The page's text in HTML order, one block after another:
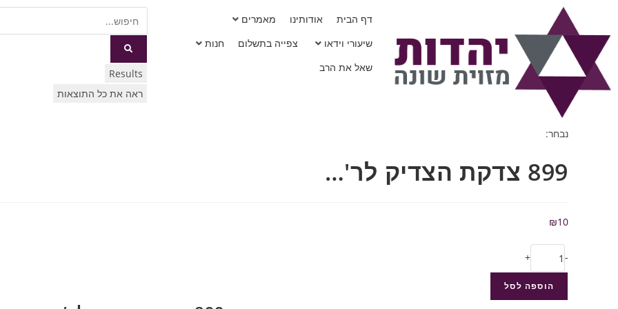
דף הבית אודותינו
מאמרים
שיעורי וידאו
צפייה בתשלום
חנות
שאל את הרב
Results
ראה את כל התוצאות
נבחר:
899 צדקת הצדיק לר'…
₪10
-
+
הוספה לסל